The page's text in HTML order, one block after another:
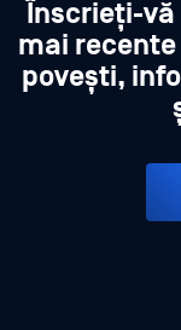
Înscrieți-
mai
povești,